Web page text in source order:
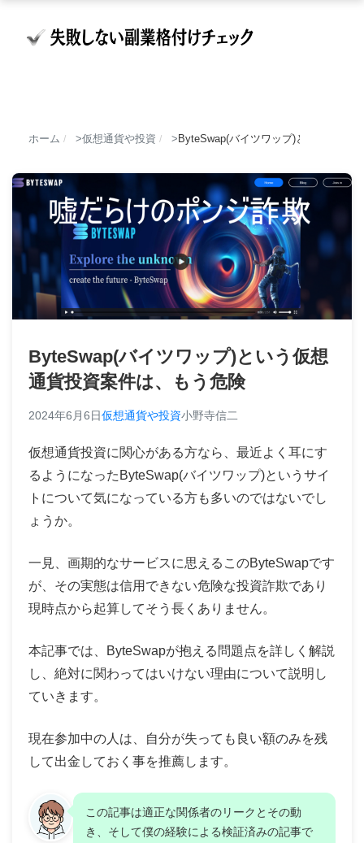
ホーム / 仮想通貨や投資 / ByteSwap(バイツワップ)という仮想
ByteSwap(バイツワップ)という仮想
通貨投資案件は、もう危険
2024年6月6日仮想通貨や投資小野寺信二
仮想通貨投資に関心がある方なら、最近よく耳にす
るようになったByteSwap(バイツワップ)というサイ
トについて気になっている方も多いのではないでし
ょうか。
一見、画期的なサービスに思えるこのByteSwapです
が、その実態は信用できない危険な投資詐欺であり
現時点から起算してそう長くありません。
本記事では、ByteSwapが抱える問題点を詳しく解説
し、絶対に関わってはいけない理由について説明し
ていきます。
現在参加中の人は、自分が失っても良い額のみを残
して出金しておく事を推薦します。
この記事は適正な関係者のリークとその動
き、そして僕の経験による検証済みの記事で